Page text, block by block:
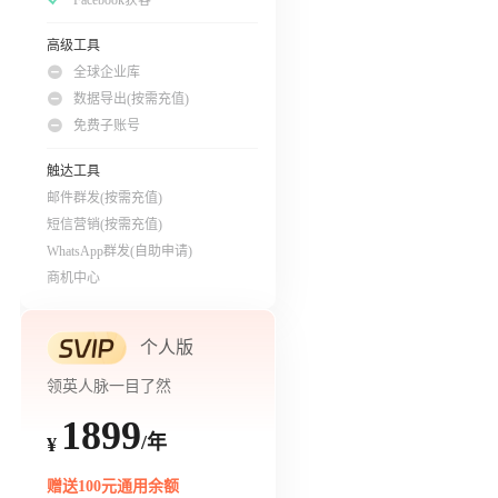
高级工具
全球企业库
数据导出(按需充值)
免费子账号
触达工具
邮件群发(按需充值)
短信营销(按需充值)
WhatsApp群发(自助申请)
商机中心
个人版
领英人脉一目了然
¥ 1899/年
赠送100元通用余额